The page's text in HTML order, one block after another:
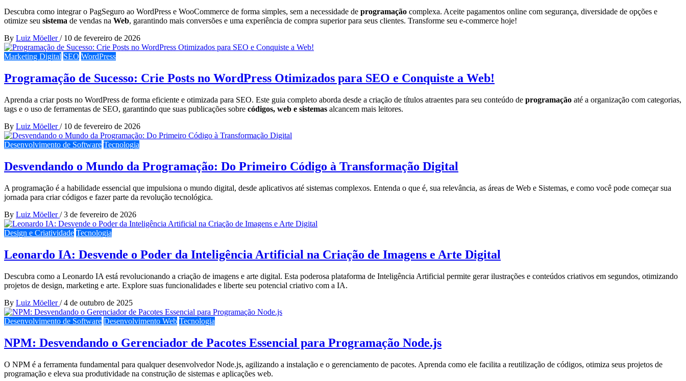
Descubra como integrar o PagSeguro ao WordPress e WooCommerce de forma simples, sem a necessidade de programação complexa. Aceite pagamentos online com segurança, diversidade de opções e
otimize seu sistema de vendas na Web, garantindo mais conversões e uma experiência de compra superior para seus clientes. Transforme seu e-commerce hoje!
By Luiz Möeller/ 10 de fevereiro de 2026
Marketing Digital SEO WordPress
Programação de Sucesso: Crie Posts no WordPress Otimizados para SEO e Conquiste a Web!
Aprenda a criar posts no WordPress de forma eficiente e otimizada para SEO. Este guia completo aborda desde a criação de títulos atraentes para seu conteúdo de programação até a organização com categorias,
tags e o uso de ferramentas de SEO, garantindo que suas publicações sobre códigos, web e sistemas alcancem mais leitores.
By Luiz Möeller/ 10 de fevereiro de 2026
Desenvolvimento de Software Tecnologia
Desvendando o Mundo da Programação: Do Primeiro Código à Transformação Digital
A programação é a habilidade essencial que impulsiona o mundo digital, desde aplicativos até sistemas complexos. Entenda o que é, sua relevância, as áreas de Web e Sistemas, e como você pode começar sua
jornada para criar códigos e fazer parte da revolução tecnológica.
By Luiz Möeller/ 3 de fevereiro de 2026
Design e Criatividade Tecnologia
Leonardo IA: Desvende o Poder da Inteligência Artificial na Criação de Imagens e Arte Digital
Descubra como a Leonardo IA está revolucionando a criação de imagens e arte digital. Esta poderosa plataforma de Inteligência Artificial permite gerar ilustrações e conteúdos criativos em segundos, otimizando
projetos de design, marketing e arte. Explore suas funcionalidades e liberte seu potencial criativo com a IA.
By Luiz Möeller/ 4 de outubro de 2025
Desenvolvimento de Software Desenvolvimento Web Tecnologia
NPM: Desvendando o Gerenciador de Pacotes Essencial para Programação Node.js
O NPM é a ferramenta fundamental para qualquer desenvolvedor Node.js, agilizando a instalação e o gerenciamento de pacotes. Aprenda como ele facilita a reutilização de códigos, otimiza seus projetos de
programação e eleva sua produtividade na construção de sistemas e aplicações web.